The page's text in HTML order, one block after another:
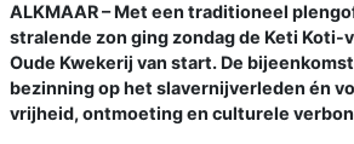
ALKMAAR – Met een traditioneel
stralende zon ging zondag de Keti Koti-
Oude Kwekerij van start. De
bezinning op het slavernijverleden én
vrijheid, ontmoeting en culturele